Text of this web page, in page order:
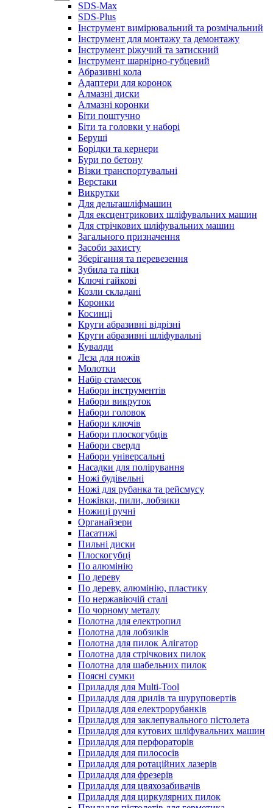
SDS-Max
SDS-Plus
Інструмент вимірювальний та розмічальний
Інструмент для монтажу та демонтажу
Інструмент ріжучий та затискний
Інструмент шарнірно-губцевий
Абразивні кола
Адаптери для коронок
Алмазні диски
Алмазні коронки
Біти поштучно
Біти та головки у наборі
Беруші
Борідки та кернери
Бури по бетону
Візки транспортувальні
Верстаки
Викрутки
Для дельташліфмашин
Для ексцентрикових шліфувальних машин
Для стрічкових шліфувальних машин
Загального призначення
Засоби захисту
Зберігання та перевезення
Зубила та піки
Ключі гайкові
Козли складані
Коронки
Косинці
Круги абразивні відрізні
Круги абразивні шліфувальні
Кувалди
Леза для ножів
Молотки
Набір стамесок
Набори інструментів
Набори викруток
Набори головок
Набори ключів
Набори плоскогубців
Набори свердл
Набори універсальні
Насадки для полірування
Ножі будівельні
Ножі для рубанка та рейсмусу
Ножівки, пили, лобзики
Ножиці ручні
Органайзери
Пасатижі
Пильні диски
Плоскогубці
По алюмінію
По дереву
По дереву, алюмінію, пластику
По нержавіючій сталі
По чорному металу
Полотна для електропил
Полотна для лобзиків
Полотна для пилок Алігатор
Полотна для стрічкових пилок
Полотна для шабельних пилок
Поясні сумки
Приладдя для Multi-Tool
Приладдя для дрилів та шуруповертів
Приладдя для електрорубанків
Приладдя для заклепувального пістолета
Приладдя для кутових шліфувальних машин
Приладдя для перфораторів
Приладдя для пилососів
Приладдя для ротаційних лазерів
Приладдя для фрезерів
Приладдя для цвяхозабивачів
Приладдя для циркулярних пилок